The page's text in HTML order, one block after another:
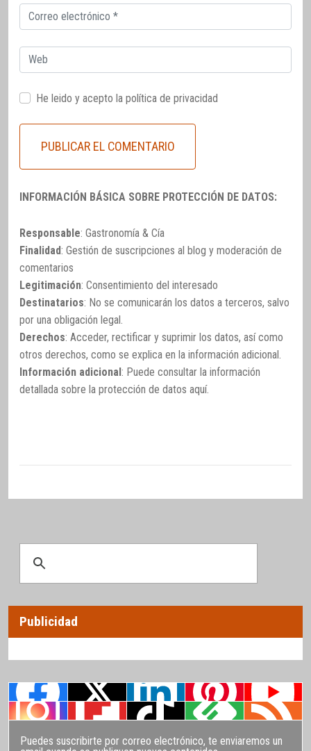
Correo
electrónico
Web
He leido y acepto la política de privacidad
INFORMACIÓN BÁSICA SOBRE PROTECCIÓN DE DATOS:
Responsable: Gastronomía & Cía
Finalidad: Gestión de suscripciones al blog y moderación de
comentarios
Legitimación: Consentimiento del interesado
Destinatarios: No se comunicarán los datos a terceros, salvo
por una obligación legal.
Derechos: Acceder, rectificar y suprimir los datos, así como
otros derechos, como se explica en la información adicional.
Información adicional : Puede consultar la información
detallada sobre la protección de datos aquí.
Publicidad
Puedes suscribirte por correo electrónico, te enviaremos un